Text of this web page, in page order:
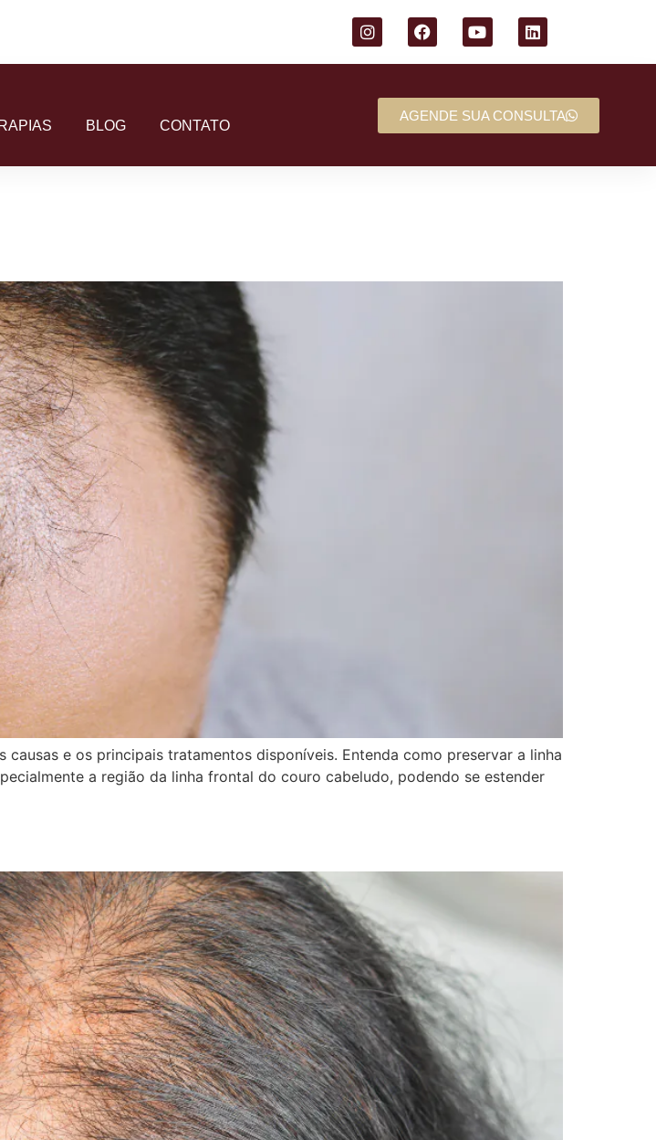
BLOG CONTATO
AGENDE SUA CONSULTA
e os principais tratamentos disponíveis. Entenda como preservar a linha
a região da linha frontal do couro cabeludo, podendo se estender